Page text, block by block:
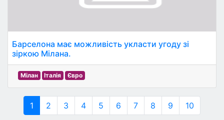
Барселона має можливість укласти угоду зі
зіркою Мілана.
Мілан Італія Євро
1 2 3 4 5 6 7 8 9 10